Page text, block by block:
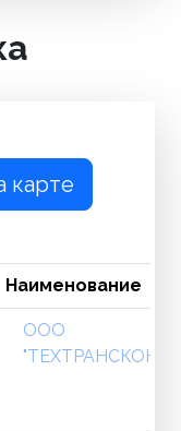
карте
Наименование
ООО